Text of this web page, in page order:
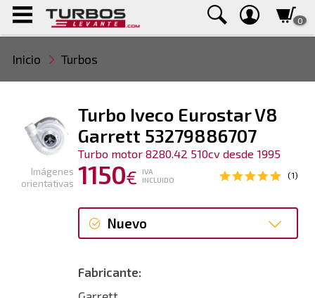
0
Inicio Turbos
Turbo Iveco Eurostar V8
Garrett 53279886707
Turbo motor 8280.42 510cv desde 1995
1150€
IVA
INCLUIDO
(1)
Nuevo
Fabricante:
Imágenes
orientativas